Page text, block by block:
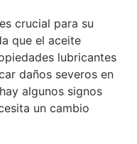
crucial para su
que el aceite
lubricantes
daños severos en
algunos signos
un cambio